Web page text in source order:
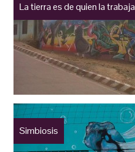
La tierra es de quien la trabaja
Simbiosis